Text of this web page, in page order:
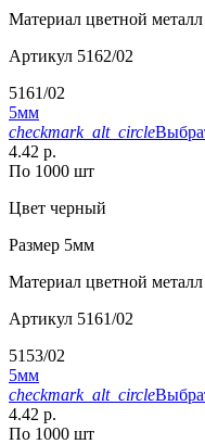
Материал цветной металл
Артикул 5162/02
5161/02
5мм
checkmark_alt_circle
4.42 р.
По 1000 шт
Цвет черный
Размер 5мм
Материал цветной металл
Артикул 5161/02
5153/02
5мм
checkmark_alt_circle
4.42 р.
По 1000 шт